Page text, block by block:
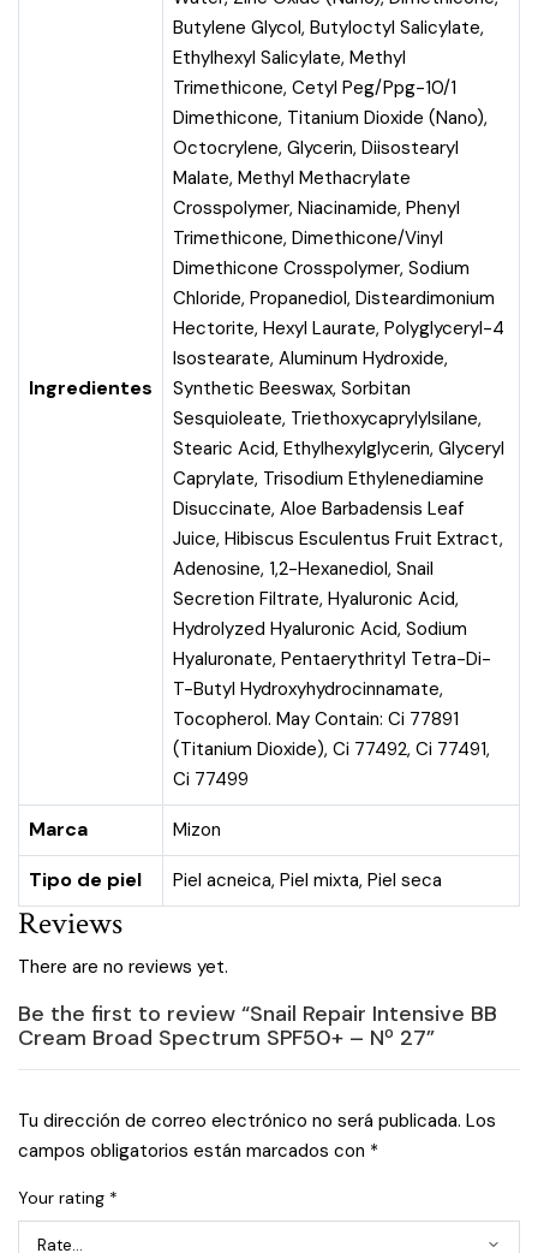
Ingredientes
Butylene Glycol, Butyloctyl Salicylate,
Ethylhexyl Salicylate, Methyl
Trimethicone, Cetyl Peg/Ppg-10/1
Dimethicone, Titanium Dioxide (Nano),
Octocrylene, Glycerin, Diisostearyl
Malate, Methyl Methacrylate
Crosspolymer, Niacinamide, Phenyl
Trimethicone, Dimethicone/Vinyl
Dimethicone Crosspolymer, Sodium
Chloride, Propanediol, Disteardimonium
Hectorite, Hexyl Laurate, Polyglyceryl-4
Isostearate, Aluminum Hydroxide,
Synthetic Beeswax, Sorbitan
Sesquioleate, Triethoxycaprylylsilane,
Stearic Acid, Ethylhexylglycerin, Glyceryl
Caprylate, Trisodium Ethylenediamine
Disuccinate, Aloe Barbadensis Leaf
Juice, Hibiscus Esculentus Fruit Extract,
Adenosine, 1,2-Hexanediol, Snail
Secretion Filtrate, Hyaluronic Acid,
Hydrolyzed Hyaluronic Acid, Sodium
Hyaluronate, Pentaerythrityl Tetra-Di-
T-Butyl Hydroxyhydrocinnamate,
Tocopherol. May Contain: Ci 77891
(Titanium Dioxide), Ci 77492, Ci 77491,
Ci 77499
Marca Mizon
Tipo de piel Piel acneica, Piel mixta, Piel seca
Reviews
There are no reviews yet.
Be the first to review “Snail Repair Intensive BB
Cream Broad Spectrum SPF50+ – Nº 27”
Tu dirección de correo electrónico no será publicada. Los
campos obligatorios están marcados con *
Your rating *